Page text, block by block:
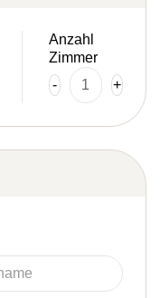
Anzahl
Zimmer
-
+